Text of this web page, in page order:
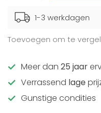
1-3 werkdagen
Toevoegen om te
Meer dan 25 jaar
Verrassend lage
Gunstige condities